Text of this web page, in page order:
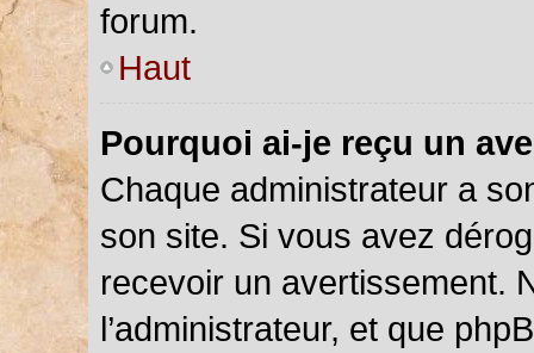
forum.
Haut
Pourquoi ai-je reçu un
Chaque administrateur a
son site. Si vous avez
recevoir un avertissement.
l’administrateur, et que